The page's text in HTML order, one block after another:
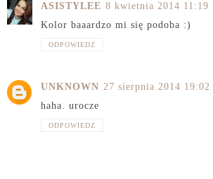
ASISTYLEE 8 kwietnia 2014 11:19
Kolor baaardzo mi się podoba :)
ODPOWIEDZ
UNKNOWN 27 sierpnia 2014 19:02
haha. urocze
ODPOWIEDZ